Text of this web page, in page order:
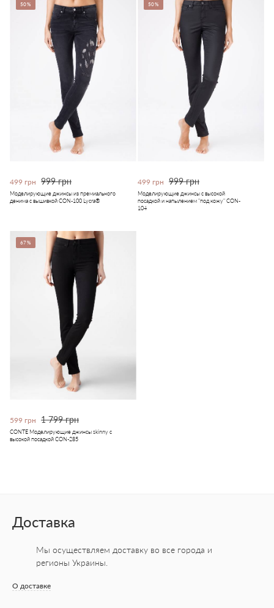
50%
499 грн 999 грн
Моделирующие джинсы из премиального
денима с вышивкой CON-100 Lycra®
50%
499 грн 999 грн
Моделирующие джинсы с высокой
посадкой и напылением "под кожу" CON-
104
67%
599 грн 1 799 грн
CONTE Моделирующие джинсы skinny с
высокой посадкой CON-285
Доставка
Мы осуществляем доставку во все города и
регионы Украины.
О доставке